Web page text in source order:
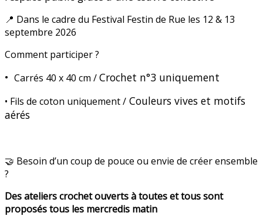
📍 Dans le cadre du Festival Festin de Rue les 12 & 13
septembre 2026
Comment participer ?
• Carrés 40 x 40 cm /Crochet n°3 uniquement
• Fils de coton uniquement / Couleurs vives et motifs
aérés
🤝 Besoin d’un coup de pouce ou envie de créer ensemble
?
Des ateliers crochet ouverts à toutes et tous sont
proposés tous les mercredis matin